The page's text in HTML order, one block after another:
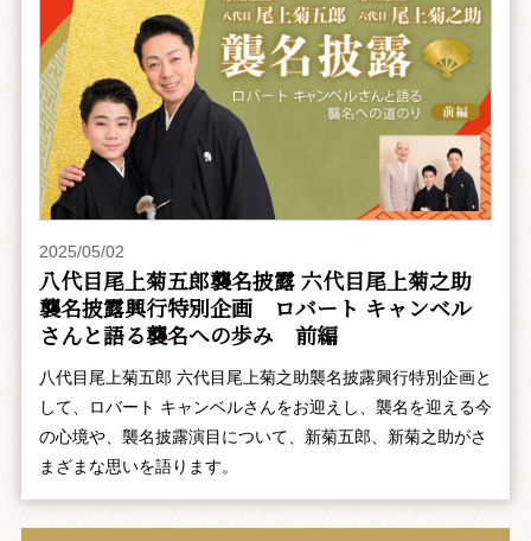
2025/05/02
八代目尾上菊五郎襲名披露 六代目尾上菊之助
襲名披露興行特別企画 ――ロバート キャンベル
さんと語る襲名への歩み 前編
八代目尾上菊五郎 六代目尾上菊之助襲名披露興行特別企画と
して、ロバート キャンベルさんをお迎えし、襲名を迎える今
の心境や、襲名披露演目について、新菊五郎、新菊之助がさ
まざまな思いを語ります。